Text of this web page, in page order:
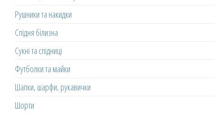
Рушники та накидки
Спідня білизна
Сукні та спідниці
Футболки та майки
Шапки, шарфи, рукавички
Шорти